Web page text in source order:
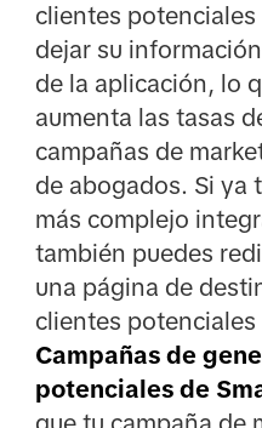
clientes
dejar su
de la aplicación, lo
aumenta las tasas
campañas de
de abogados. Si ya
más complejo
también puedes
una página de
clientes potenciales
Campañas de
potenciales de